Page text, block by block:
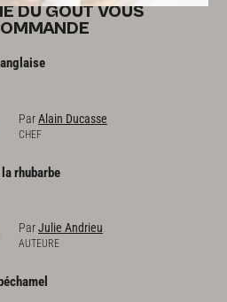
DU GOÛT VOUS
anglaise
ParAlain Ducasse
CHEF
larhubarbe
ParJulie Andrieu
AUTEURE
béchamel